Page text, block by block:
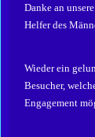
Danke an
Helfer des
Wieder ein
Besucher,
Engagement